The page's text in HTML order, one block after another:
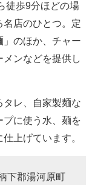
徒歩9分ほどの場
名店のひとつ。定
のほか、チャー
ンなどを提供し
レ、自家製麺な
プに使う水、麺を
上げています。
下郡湯河原町